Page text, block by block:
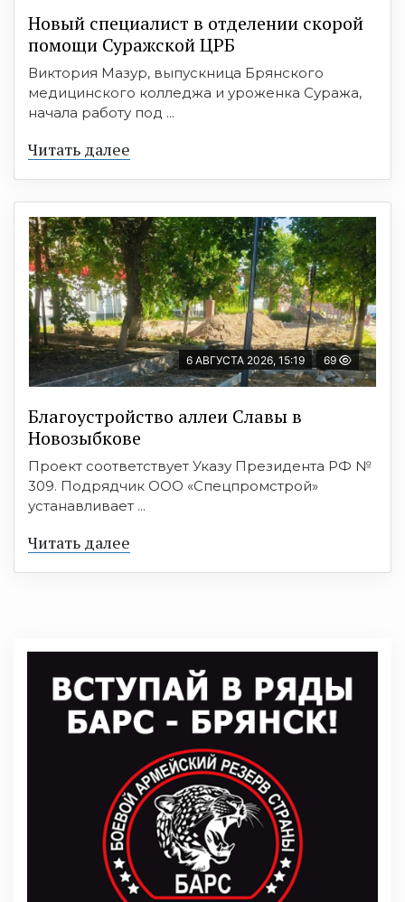
Новый специалист в отделении скорой
помощи Суражской ЦРБ
Виктория Мазур, выпускница Брянского
медицинского колледжа и уроженка Суража,
начала работу под ...
Читать далее
6 АВГУСТА 2026, 15:19 69
Благоустройство аллеи Славы в
Новозыбкове
Проект соответствует Указу Президента РФ №
309. Подрядчик ООО «Спецпромстрой»
устанавливает ...
Читать далее